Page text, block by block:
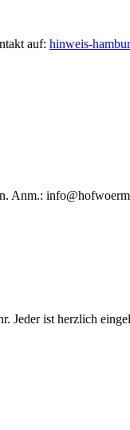
auf: hinweis-
Anm.:
Jeder ist herzlich